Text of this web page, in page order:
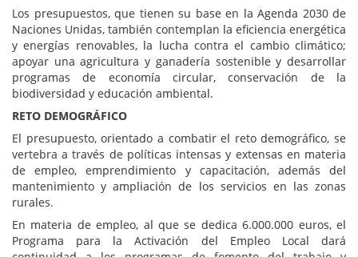
Los presupuestos, que tienen su base en la Agenda 2030 de
Naciones Unidas, también contemplan la eficiencia energética
y energías renovables, la lucha contra el cambio climático;
apoyar una agricultura y ganadería sostenible y desarrollar
programas de economía circular, conservación de la
biodiversidad y educación ambiental.
RETO DEMOGRÁFICO
El presupuesto, orientado a combatir el reto demográfico, se
vertebra a través de políticas intensas y extensas en materia
de empleo, emprendimiento y capacitación, además del
mantenimiento y ampliación de los servicios en las zonas
rurales.
En materia de empleo, al que se dedica 6.000.000 euros, el
Programa para la Activación del Empleo Local dará